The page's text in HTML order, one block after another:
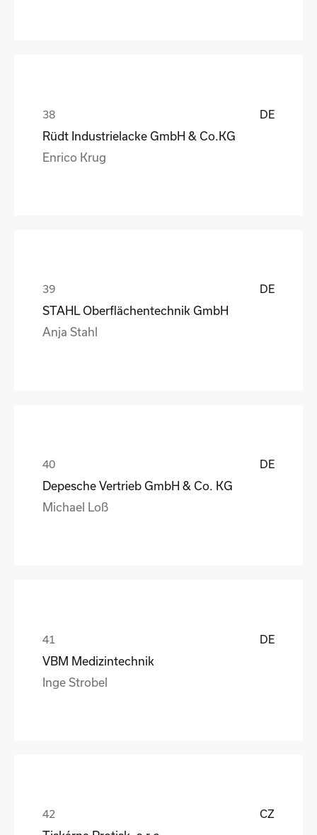
DE
Rüdt Industrielacke GmbH & Co.KG
Enrico Krug
DE
STAHL Oberflächentechnik GmbH
Anja Stahl
DE
Depesche Vertrieb GmbH & Co. KG
Michael Loß
DE
VBM Medizintechnik
Inge Strobel
CZ